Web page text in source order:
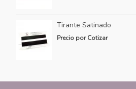
Tirante Satinado
Precio por Cotizar